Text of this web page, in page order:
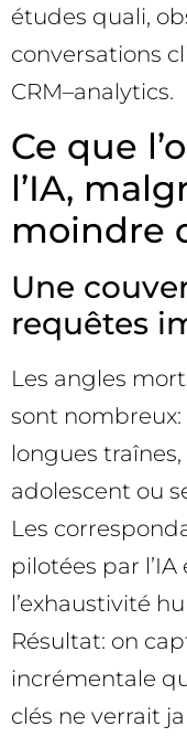
études quali,
conversations
CRM–analytics.
Ce que
l’IA,
moindre
Une
requêtes
Les angles
sont
longues
adolescent ou
Les
pilotées par
l’exhaustivité
Résultat: on
incrémentale
clés ne verrait